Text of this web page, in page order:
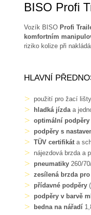
BISO Profi
Vozík BISO Profi
komfortním
riziko kolize při
HLAVNÍ
použití pro žací
hladká jízda a
optimální podpěry
podpěry s
TÜV certifikát a
nájezdová brzda a
pneumatiky 260/
zesílená brzda
přídavné podpěry
podpěry v barvě
bedna na nářadí